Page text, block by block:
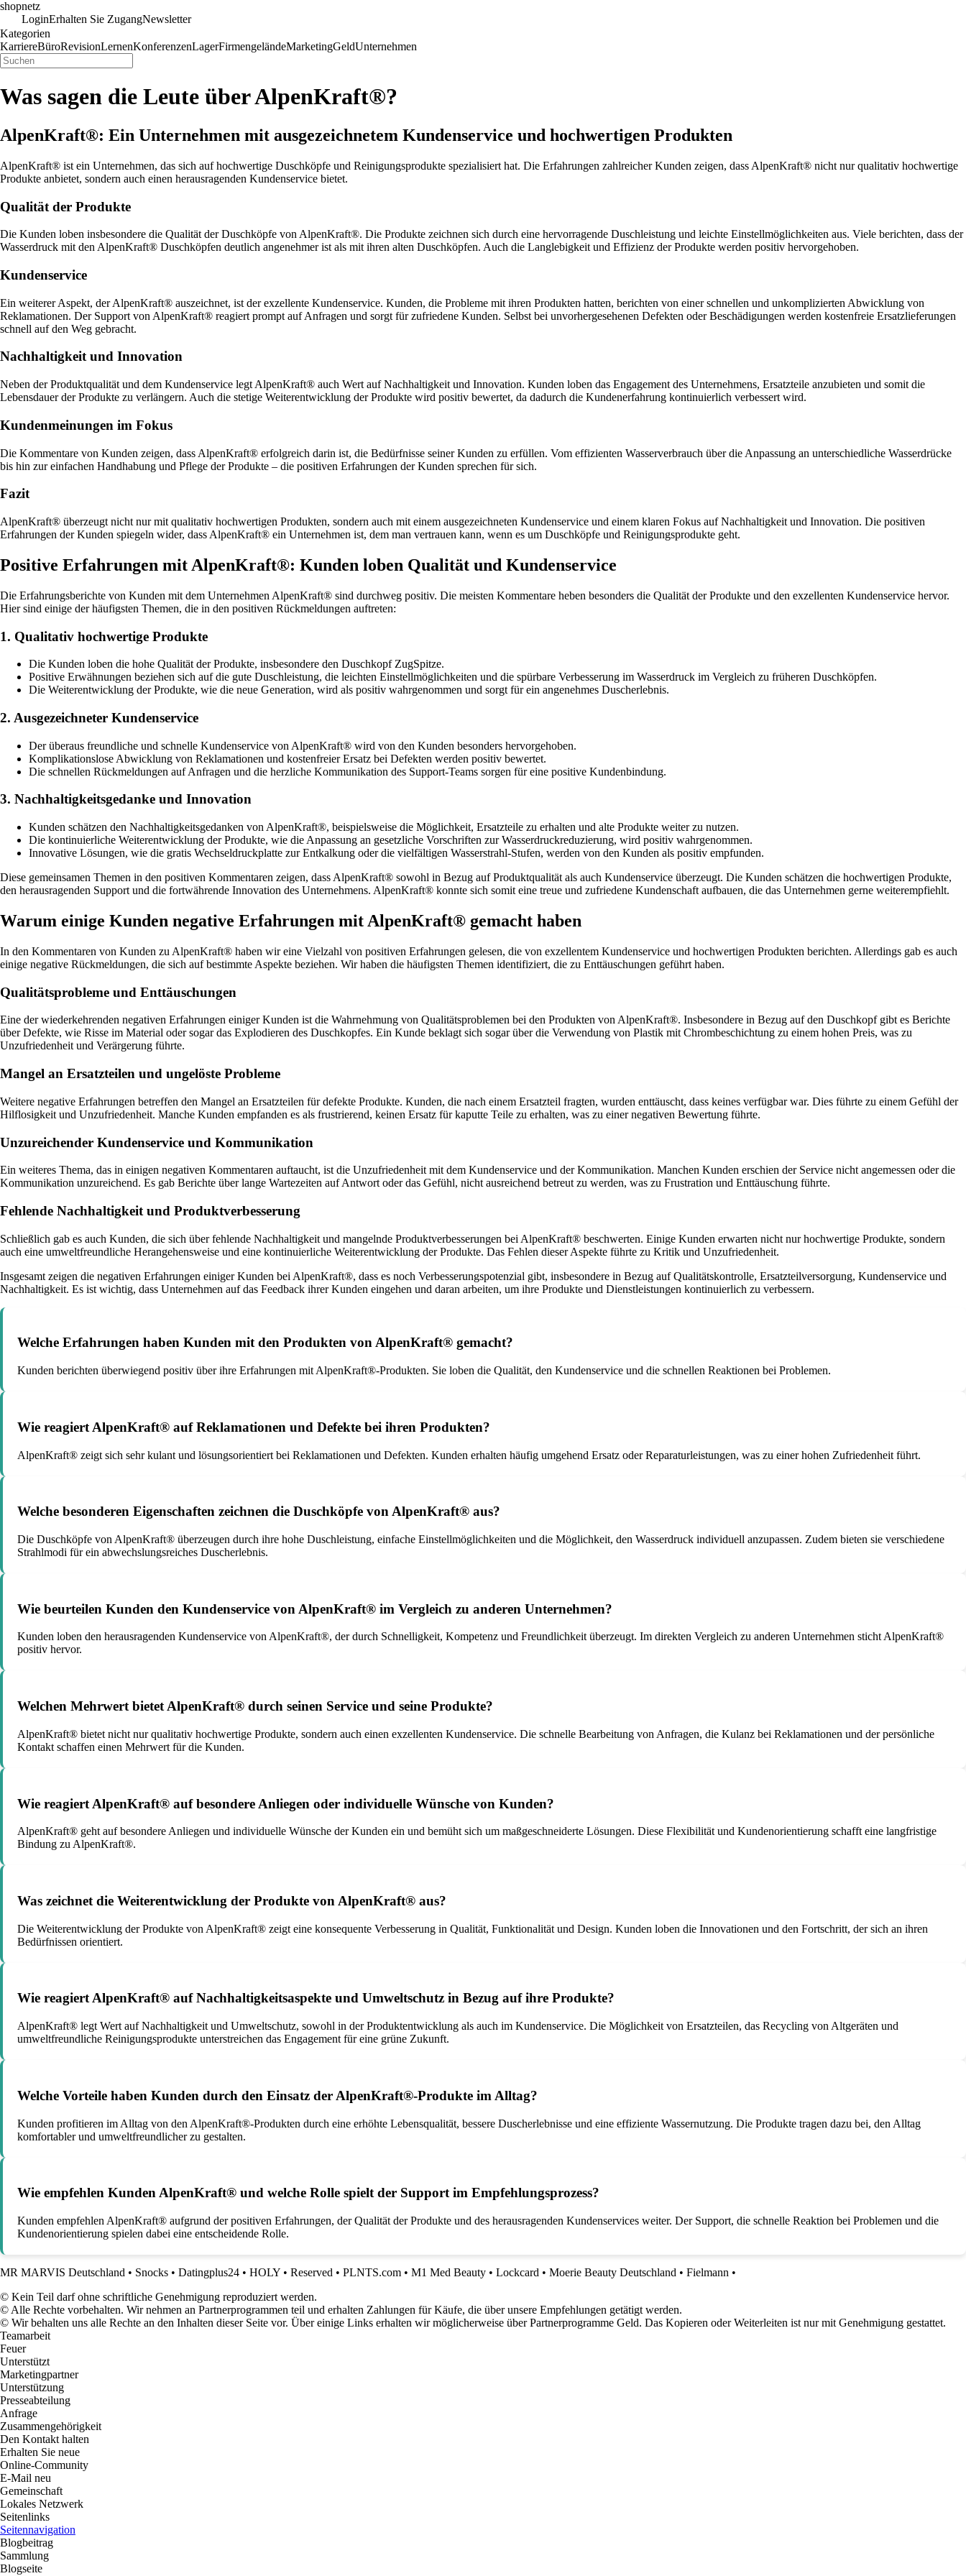
shopnetz
LoginErhalten Sie ZugangNewsletter
Kategorien
KarriereBüroRevisionLernenKonferenzenLagerFirmengeländeMarketingGeldUnternehmen
Was sagen die Leute über AlpenKraft®?
AlpenKraft®: Ein Unternehmen mit ausgezeichnetem Kundenservice und hochwertigen Produkten
AlpenKraft® ist ein Unternehmen, das sich auf hochwertige Duschköpfe und Reinigungsprodukte spezialisiert hat. Die Erfahrungen zahlreicher Kunden zeigen, dass AlpenKraft® nicht nur qualitativ hochwertige
Produkte anbietet, sondern auch einen herausragenden Kundenservice bietet.
Qualität der Produkte
Die Kunden loben insbesondere die Qualität der Duschköpfe von AlpenKraft®. Die Produkte zeichnen sich durch eine hervorragende Duschleistung und leichte Einstellmöglichkeiten aus. Viele berichten, dass der
Wasserdruck mit den AlpenKraft® Duschköpfen deutlich angenehmer ist als mit ihren alten Duschköpfen. Auch die Langlebigkeit und Effizienz der Produkte werden positiv hervorgehoben.
Kundenservice
Ein weiterer Aspekt, der AlpenKraft® auszeichnet, ist der exzellente Kundenservice. Kunden, die Probleme mit ihren Produkten hatten, berichten von einer schnellen und unkomplizierten Abwicklung von
Reklamationen. Der Support von AlpenKraft® reagiert prompt auf Anfragen und sorgt für zufriedene Kunden. Selbst bei unvorhergesehenen Defekten oder Beschädigungen werden kostenfreie Ersatzlieferungen
schnell auf den Weg gebracht.
Nachhaltigkeit und Innovation
Neben der Produktqualität und dem Kundenservice legt AlpenKraft® auch Wert auf Nachhaltigkeit und Innovation. Kunden loben das Engagement des Unternehmens, Ersatzteile anzubieten und somit die
Lebensdauer der Produkte zu verlängern. Auch die stetige Weiterentwicklung der Produkte wird positiv bewertet, da dadurch die Kundenerfahrung kontinuierlich verbessert wird.
Kundenmeinungen im Fokus
Die Kommentare von Kunden zeigen, dass AlpenKraft® erfolgreich darin ist, die Bedürfnisse seiner Kunden zu erfüllen. Vom effizienten Wasserverbrauch über die Anpassung an unterschiedliche Wasserdrücke
bis hin zur einfachen Handhabung und Pflege der Produkte – die positiven Erfahrungen der Kunden sprechen für sich.
Fazit
AlpenKraft® überzeugt nicht nur mit qualitativ hochwertigen Produkten, sondern auch mit einem ausgezeichneten Kundenservice und einem klaren Fokus auf Nachhaltigkeit und Innovation. Die positiven
Erfahrungen der Kunden spiegeln wider, dass AlpenKraft® ein Unternehmen ist, dem man vertrauen kann, wenn es um Duschköpfe und Reinigungsprodukte geht.
Positive Erfahrungen mit AlpenKraft®: Kunden loben Qualität und Kundenservice
Die Erfahrungsberichte von Kunden mit dem Unternehmen AlpenKraft® sind durchweg positiv. Die meisten Kommentare heben besonders die Qualität der Produkte und den exzellenten Kundenservice hervor.
Hier sind einige der häufigsten Themen, die in den positiven Rückmeldungen auftreten:
1. Qualitativ hochwertige Produkte
Die Kunden loben die hohe Qualität der Produkte, insbesondere den Duschkopf ZugSpitze.
Positive Erwähnungen beziehen sich auf die gute Duschleistung, die leichten Einstellmöglichkeiten und die spürbare Verbesserung im Wasserdruck im Vergleich zu früheren Duschköpfen.
Die Weiterentwicklung der Produkte, wie die neue Generation, wird als positiv wahrgenommen und sorgt für ein angenehmes Duscherlebnis.
2. Ausgezeichneter Kundenservice
Der überaus freundliche und schnelle Kundenservice von AlpenKraft® wird von den Kunden besonders hervorgehoben.
Komplikationslose Abwicklung von Reklamationen und kostenfreier Ersatz bei Defekten werden positiv bewertet.
Die schnellen Rückmeldungen auf Anfragen und die herzliche Kommunikation des Support-Teams sorgen für eine positive Kundenbindung.
3. Nachhaltigkeitsgedanke und Innovation
Kunden schätzen den Nachhaltigkeitsgedanken von AlpenKraft®, beispielsweise die Möglichkeit, Ersatzteile zu erhalten und alte Produkte weiter zu nutzen.
Die kontinuierliche Weiterentwicklung der Produkte, wie die Anpassung an gesetzliche Vorschriften zur Wasserdruckreduzierung, wird positiv wahrgenommen.
Innovative Lösungen, wie die gratis Wechseldruckplatte zur Entkalkung oder die vielfältigen Wasserstrahl-Stufen, werden von den Kunden als positiv empfunden.
Diese gemeinsamen Themen in den positiven Kommentaren zeigen, dass AlpenKraft® sowohl in Bezug auf Produktqualität als auch Kundenservice überzeugt. Die Kunden schätzen die hochwertigen Produkte,
den herausragenden Support und die fortwährende Innovation des Unternehmens. AlpenKraft® konnte sich somit eine treue und zufriedene Kundenschaft aufbauen, die das Unternehmen gerne weiterempfiehlt.
Warum einige Kunden negative Erfahrungen mit AlpenKraft® gemacht haben
In den Kommentaren von Kunden zu AlpenKraft® haben wir eine Vielzahl von positiven Erfahrungen gelesen, die von exzellentem Kundenservice und hochwertigen Produkten berichten. Allerdings gab es auch
einige negative Rückmeldungen, die sich auf bestimmte Aspekte beziehen. Wir haben die häufigsten Themen identifiziert, die zu Enttäuschungen geführt haben.
Qualitätsprobleme und Enttäuschungen
Eine der wiederkehrenden negativen Erfahrungen einiger Kunden ist die Wahrnehmung von Qualitätsproblemen bei den Produkten von AlpenKraft®. Insbesondere in Bezug auf den Duschkopf gibt es Berichte
über Defekte, wie Risse im Material oder sogar das Explodieren des Duschkopfes. Ein Kunde beklagt sich sogar über die Verwendung von Plastik mit Chrombeschichtung zu einem hohen Preis, was zu
Unzufriedenheit und Verärgerung führte.
Mangel an Ersatzteilen und ungelöste Probleme
Weitere negative Erfahrungen betreffen den Mangel an Ersatzteilen für defekte Produkte. Kunden, die nach einem Ersatzteil fragten, wurden enttäuscht, dass keines verfügbar war. Dies führte zu einem Gefühl der
Hilflosigkeit und Unzufriedenheit. Manche Kunden empfanden es als frustrierend, keinen Ersatz für kaputte Teile zu erhalten, was zu einer negativen Bewertung führte.
Unzureichender Kundenservice und Kommunikation
Ein weiteres Thema, das in einigen negativen Kommentaren auftaucht, ist die Unzufriedenheit mit dem Kundenservice und der Kommunikation. Manchen Kunden erschien der Service nicht angemessen oder die
Kommunikation unzureichend. Es gab Berichte über lange Wartezeiten auf Antwort oder das Gefühl, nicht ausreichend betreut zu werden, was zu Frustration und Enttäuschung führte.
Fehlende Nachhaltigkeit und Produktverbesserung
Schließlich gab es auch Kunden, die sich über fehlende Nachhaltigkeit und mangelnde Produktverbesserungen bei AlpenKraft® beschwerten. Einige Kunden erwarten nicht nur hochwertige Produkte, sondern
auch eine umweltfreundliche Herangehensweise und eine kontinuierliche Weiterentwicklung der Produkte. Das Fehlen dieser Aspekte führte zu Kritik und Unzufriedenheit.
Insgesamt zeigen die negativen Erfahrungen einiger Kunden bei AlpenKraft®, dass es noch Verbesserungspotenzial gibt, insbesondere in Bezug auf Qualitätskontrolle, Ersatzteilversorgung, Kundenservice und
Nachhaltigkeit. Es ist wichtig, dass Unternehmen auf das Feedback ihrer Kunden eingehen und daran arbeiten, um ihre Produkte und Dienstleistungen kontinuierlich zu verbessern.
Welche Erfahrungen haben Kunden mit den Produkten von AlpenKraft® gemacht?
Kunden berichten überwiegend positiv über ihre Erfahrungen mit AlpenKraft®-Produkten. Sie loben die Qualität, den Kundenservice und die schnellen Reaktionen bei Problemen.
Wie reagiert AlpenKraft® auf Reklamationen und Defekte bei ihren Produkten?
AlpenKraft® zeigt sich sehr kulant und lösungsorientiert bei Reklamationen und Defekten. Kunden erhalten häufig umgehend Ersatz oder Reparaturleistungen, was zu einer hohen Zufriedenheit führt.
Welche besonderen Eigenschaften zeichnen die Duschköpfe von AlpenKraft® aus?
Die Duschköpfe von AlpenKraft® überzeugen durch ihre hohe Duschleistung, einfache Einstellmöglichkeiten und die Möglichkeit, den Wasserdruck individuell anzupassen. Zudem bieten sie verschiedene
Strahlmodi für ein abwechslungsreiches Duscherlebnis.
Wie beurteilen Kunden den Kundenservice von AlpenKraft® im Vergleich zu anderen Unternehmen?
Kunden loben den herausragenden Kundenservice von AlpenKraft®, der durch Schnelligkeit, Kompetenz und Freundlichkeit überzeugt. Im direkten Vergleich zu anderen Unternehmen sticht AlpenKraft®
positiv hervor.
Welchen Mehrwert bietet AlpenKraft® durch seinen Service und seine Produkte?
AlpenKraft® bietet nicht nur qualitativ hochwertige Produkte, sondern auch einen exzellenten Kundenservice. Die schnelle Bearbeitung von Anfragen, die Kulanz bei Reklamationen und der persönliche
Kontakt schaffen einen Mehrwert für die Kunden.
Wie reagiert AlpenKraft® auf besondere Anliegen oder individuelle Wünsche von Kunden?
AlpenKraft® geht auf besondere Anliegen und individuelle Wünsche der Kunden ein und bemüht sich um maßgeschneiderte Lösungen. Diese Flexibilität und Kundenorientierung schafft eine langfristige
Bindung zu AlpenKraft®.
Was zeichnet die Weiterentwicklung der Produkte von AlpenKraft® aus?
Die Weiterentwicklung der Produkte von AlpenKraft® zeigt eine konsequente Verbesserung in Qualität, Funktionalität und Design. Kunden loben die Innovationen und den Fortschritt, der sich an ihren
Bedürfnissen orientiert.
Wie reagiert AlpenKraft® auf Nachhaltigkeitsaspekte und Umweltschutz in Bezug auf ihre Produkte?
AlpenKraft® legt Wert auf Nachhaltigkeit und Umweltschutz, sowohl in der Produktentwicklung als auch im Kundenservice. Die Möglichkeit von Ersatzteilen, das Recycling von Altgeräten und
umweltfreundliche Reinigungsprodukte unterstreichen das Engagement für eine grüne Zukunft.
Welche Vorteile haben Kunden durch den Einsatz der AlpenKraft®-Produkte im Alltag?
Kunden profitieren im Alltag von den AlpenKraft®-Produkten durch eine erhöhte Lebensqualität, bessere Duscherlebnisse und eine effiziente Wassernutzung. Die Produkte tragen dazu bei, den Alltag
komfortabler und umweltfreundlicher zu gestalten.
Wie empfehlen Kunden AlpenKraft® und welche Rolle spielt der Support im Empfehlungsprozess?
Kunden empfehlen AlpenKraft® aufgrund der positiven Erfahrungen, der Qualität der Produkte und des herausragenden Kundenservices weiter. Der Support, die schnelle Reaktion bei Problemen und die
Kundenorientierung spielen dabei eine entscheidende Rolle.
MR MARVIS Deutschland • Snocks • Datingplus24 • HOLY • Reserved • PLNTS.com • M1 Med Beauty • Lockcard • Moerie Beauty Deutschland • Fielmann •
© Kein Teil darf ohne schriftliche Genehmigung reproduziert werden.
© Alle Rechte vorbehalten. Wir nehmen an Partnerprogrammen teil und erhalten Zahlungen für Käufe, die über unsere Empfehlungen getätigt werden.
© Wir behalten uns alle Rechte an den Inhalten dieser Seite vor. Über einige Links erhalten wir möglicherweise über Partnerprogramme Geld. Das Kopieren oder Weiterleiten ist nur mit Genehmigung gestattet.
Teamarbeit
Feuer
Unterstützt
Marketingpartner
Unterstützung
Presseabteilung
Anfrage
Zusammengehörigkeit
Den Kontakt halten
Erhalten Sie neue
Online-Community
E-Mail neu
Gemeinschaft
Lokales Netzwerk
Seitenlinks
Seitennavigation
Blogbeitrag
Sammlung
Blogseite